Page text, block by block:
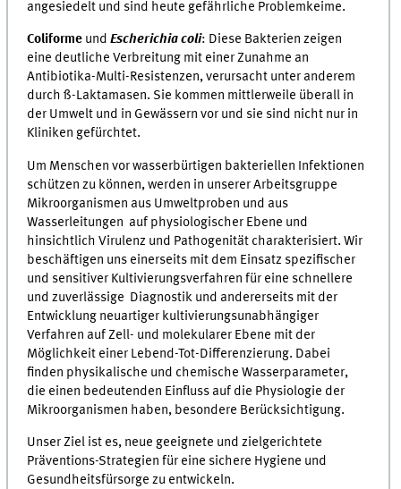
angesiedelt und sind heute gefährliche Problemkeime.
Coliforme undEscherichia coli: Diese Bakterien zeigen
eine deutliche Verbreitung mit einer Zunahme an
Antibiotika-Multi-Resistenzen, verursacht unter anderem
durch ß-Laktamasen. Sie kommen mittlerweile überall in
der Umwelt und in Gewässern vor und sie sind nicht nur in
Kliniken gefürchtet.
Um Menschen vor wasserbürtigen bakteriellen Infektionen
schützen zu können, werden in unserer Arbeitsgruppe
Mikroorganismen aus Umweltproben und aus
Wasserleitungen auf physiologischer Ebene und
hinsichtlich Virulenz und Pathogenität charakterisiert. Wir
beschäftigen uns einerseits mit dem Einsatz spezifischer
und sensitiver Kultivierungsverfahren für eine schnellere
und zuverlässige Diagnostik und andererseits mit der
Entwicklung neuartiger kultivierungsunabhängiger
Verfahren auf Zell- und molekularer Ebene mit der
Möglichkeit einer Lebend-Tot-Differenzierung. Dabei
finden physikalische und chemische Wasserparameter,
die einen bedeutenden Einfluss auf die Physiologie der
Mikroorganismen haben, besondere Berücksichtigung.
Unser Ziel ist es, neue geeignete und zielgerichtete
Präventions-Strategien für eine sichere Hygiene und
Gesundheitsfürsorge zu entwickeln.